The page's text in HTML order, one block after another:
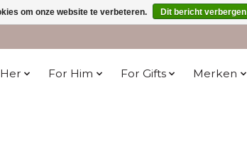
For Him For Gifts Merken
om onze website te verbeteren. Dit bericht verbergen